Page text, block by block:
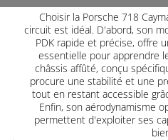
Choisir la Porsche 718
circuit est idéal. D'abord, son
PDK rapide et précise, offre
essentielle pour apprendre
châssis affûté, conçu
procure une stabilité et une
tout en restant accessible
Enfin, son aérodynamisme
permettent d'exploiter ses